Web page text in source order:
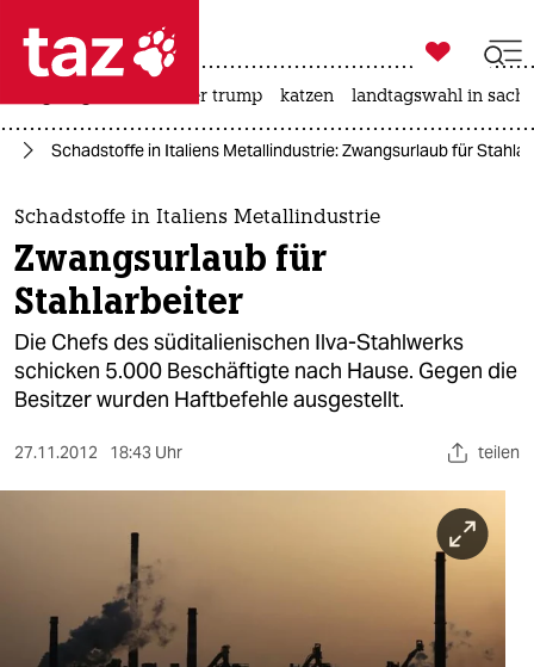
 taz zahl ich
taz zahl ich
themen
politik
öko
gesellschaft
sport
wahrheit

taz zahl ich
usa unter trump katzen landtagswahl in
Schadstoffe in Italiens Metallindustrie: Zwangsurlaub für
Schadstoffe in Italiens Metallindustrie
Zwangsurlaub für
Stahlarbeiter
Die Chefs des süditalienischen Ilva-Stahlwerks
schicken 5.000 Beschäftigte nach Hause. Gegen die
Besitzer wurden Haftbefehle ausgestellt.
27.11.2012 18:43 Uhr teilen